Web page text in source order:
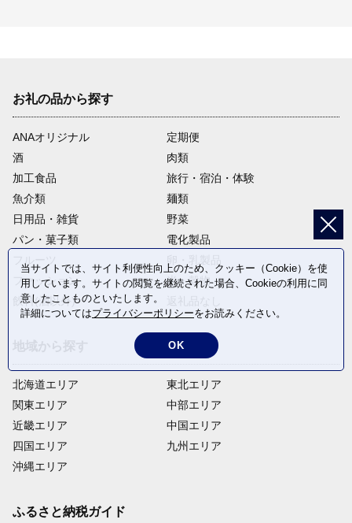
お礼の品から探す
ANAオリジナル
定期便
酒
肉類
加工食品
旅行・宿泊・体験
魚介類
麺類
日用品・雑貨
野菜
パン・菓子類
電化製品
ファッション
米・穀物
飲料(酒以外)
北海道エリア
関東エリア
近畿エリア
四国エリア
沖縄エリア
東北エリア
中部エリア
中国エリア
九州エリア
ふるさと納税ガイド
当サイトでは、サイト利便性向上のため、クッキー（Cookie）を使
用しています。サイトの閲覧を継続された場合、Cookieの利用に同
意したことものといたします。
詳細についてはプライバシーポリシーをお読みください。
OK